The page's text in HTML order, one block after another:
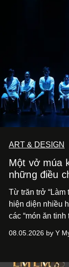
ART & DESIGN
Một vở múa
những điều
Từ trăn trở
hiện diện nhiều
các “món ăn
phẩm múa
08.05.2026 by Y